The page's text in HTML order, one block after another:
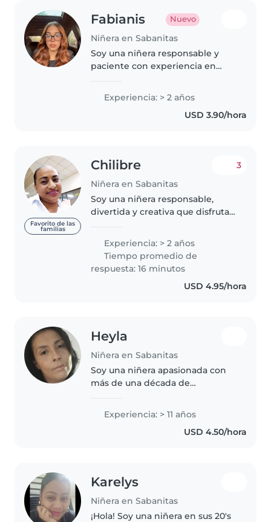
Fabianis Nuevo
Niñera en Sabanitas
Soy una niñera responsable y
paciente con experiencia en
pequeños y adolescentes. Me
encanta leer, dibujar y cantar
con los niños. Tengo experiencia
Experiencia: > 2 años
USD 3.90/hora
Favorito de las
familias
Chilibre
Niñera en Sabanitas
3
Soy una niñera responsable,
divertida y creativa que disfruta
ayudar en sus juegos y pasar rato
con me gusta limpiar y salir al
parque pero lo que más..
Experiencia: > 2 años
Tiempo promedio de
respuesta: 16 minutos
USD 4.95/hora
Heyla
Niñera en Sabanitas
Soy una niñera apasionada con
más de una década de
preescolar a adolescentes. Me
encanta leerles, hacer
manualidades y ayudarlos con
Experiencia: > 11 años
USD 4.50/hora
Karelys
Niñera en Sabanitas
¡Hola! Soy una niñera en sus 20's